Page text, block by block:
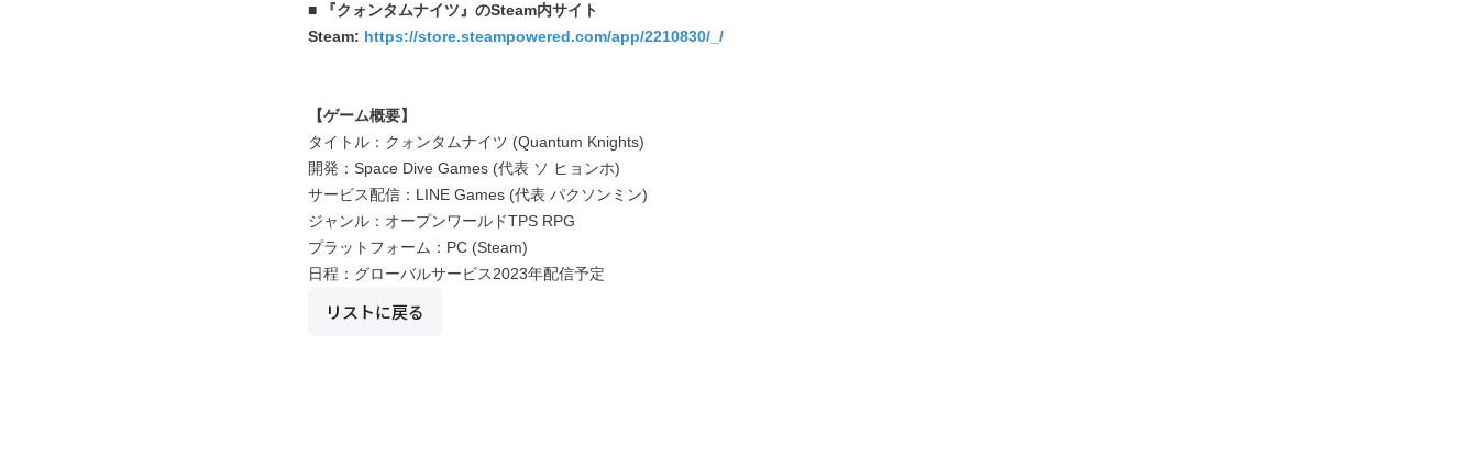
■ 『クォンタムナイツ』のSteam内サイト
Steam: https://store.steampowered.com/app/2210830/_/
【ゲーム概要】
タイトル：クォンタムナイツ (Quantum Knights)
開発：Space Dive Games (代表 ソ ヒョンホ)
サービス配信：LINE Games (代表 パクソンミン)
ジャンル：オープンワールドTPS RPG
プラットフォーム：PC (Steam)
日程：グローバルサービス2023年配信予定
リストに戻る